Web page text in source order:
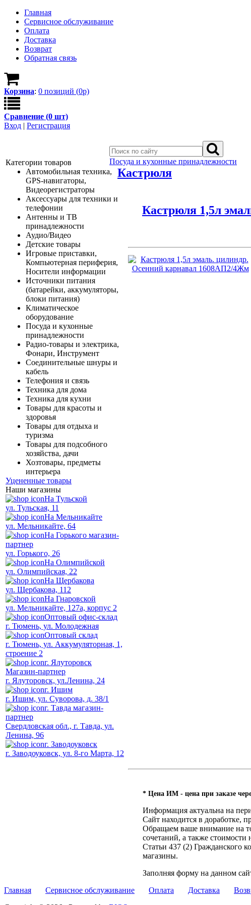
Главная
Сервисное обслуживание
Оплата
Доставка
Возврат
Обратная связь
Корзина: 0 позиций (0р)
Сравнение (0 шт)
Вход | Регистрация
Категории товаров
Автомобильная техника,
GPS-навигаторы,
Видеорегистраторы
Аксессуары для техники и
телефонии
Антенны и ТВ
принадлежности
Аудио/Видео
Детские товары
Игровые приставки,
Компьютерная периферия,
Носители информации
Источники питания
(батарейки, аккумуляторы,
блоки питания)
Климатическое
оборудование
Посуда и кухонные
принадлежности
Радио-товары и электрика,
Фонари, Инструмент
Соединительные шнуры и
кабель
Телефония и связь
Техника для дома
Техника для кухни
Товары для красоты и
здоровья
Товары для отдыха и
туризма
Товары для подсобного
хозяйства, дачи
Хозтовары, предметы
интерьера
Уцененные товары
Наши магазины
На Тульской
ул. Тульская, 11
На Мельникайте
ул. Мельникайте, 64
На Горького магазин-
партнер
ул. Горького, 26
На Олимпийской
ул. Олимпийская, 22
На Щербакова
ул. Щербакова, 112
На Гнаровской
ул. Мельникайте, 127а, корпус 2
Оптовый офис-склад
г. Тюмень, ул. Молодежная
Оптовый склад
г. Тюмень, ул. Аккумуляторная, 1,
строение 2
г. Ялуторовск
Магазин-партнер
г. Ялуторовск, ул.Ленина, 24
г. Ишим
г. Ишим, ул. Суворова, д. 38/1
г. Тавда магазин-
партнер
Свердловская обл., г. Тавда, ул.
Ленина, 96
г. Заводоуковск
г. Заводоуковск, ул. 8-го Марта, 12
Посуда и кухонные принадлежности
Кастрюля
Кастрюля 1,5л
* Цена ИМ - цена при заказе
Информация актуальна на
Сайт находится в доработке,
Обращаем ваше внимание на
сочетаний, а также
Статьи 437 (2) Гражданского
магазины.
Заполняя форму на данном
Главная
Сервисное обслуживание Оплата Доставка